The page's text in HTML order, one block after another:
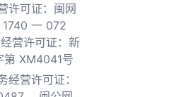
许可证：闽网
一 072
营许可证：新
第 XM4041号
经营许可证：